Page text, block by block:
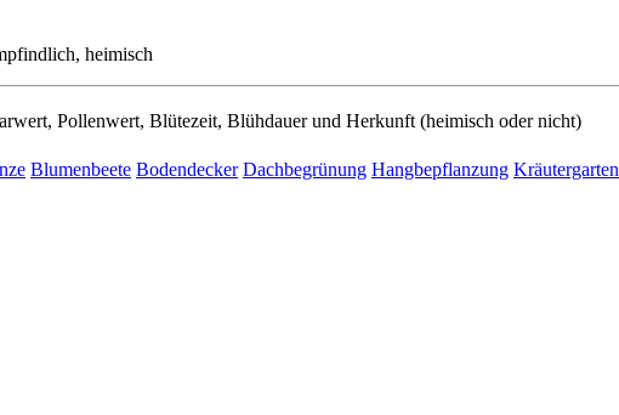
heimisch
Pollenwert, Blütezeit, Blühdauer und Herkunft (heimisch oder nicht)
Blumenbeete Bodendecker Dachbegrünung Hangbepflanzung Kräutergarten